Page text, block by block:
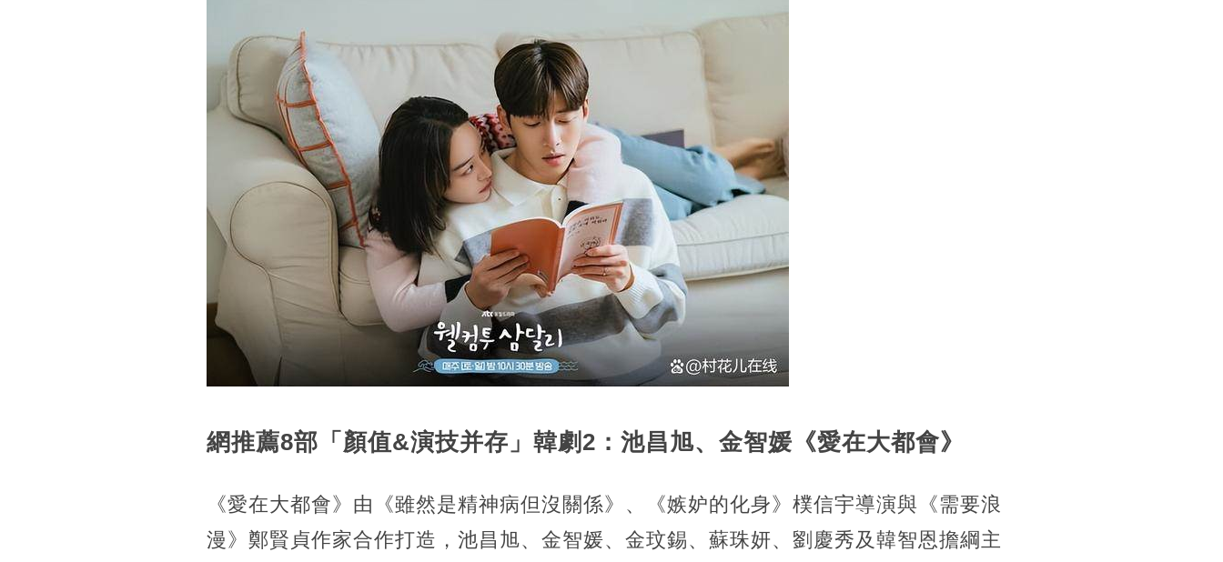
網推薦8部「顏值&演技并存」韓劇2：池昌旭、金智媛《愛在大都會》
《愛在大都會》由《雖然是精神病但沒關係》、《嫉妒的化身》樸信宇導演與《需要浪
漫》鄭賢貞作家合作打造，池昌旭、金智媛、金玟錫、蘇珠妍、劉慶秀及韓智恩擔綱主